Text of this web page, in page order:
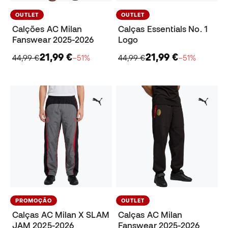
OUTLET
Calções AC Milan
Fanswear 2025-2026
44,99 €21,99 €−51%
OUTLET
Calças Essentials No. 1
Logo
44,99 €21,99 €−51%
PROMOÇÃO
Calças AC Milan X SLAM
JAM 2025-2026
OUTLET
Calças AC Milan
Fanswear 2025-2026